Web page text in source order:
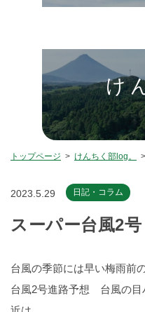
け
トップページ > けんちく部log。 >
2023.5.29 日記・コラム
スーパー台風2号
台風の季節には早い梅雨前
台風2号進路予想 台風の